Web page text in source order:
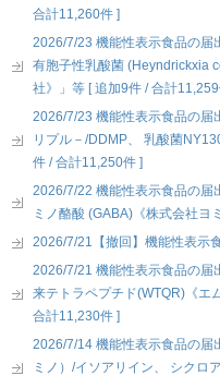
合計11,260件 ]
2026/7/23 機能性表示食品の
有胞子性乳酸菌 (Heyndrickxia
社》」等 [ 追加9件 / 合計11,259
2026/7/23 機能性表示食品の
リプル－/DDMP、 乳酸菌
件 / 合計11,250件 ]
2026/7/22 機能性表示食品の
ミノ酪酸 (GABA)《株式会社ヨ
2026/7/21【撤回】機能性表示
2026/7/21 機能性表示食品の
来テトラペプチド(WTQR)《エ
合計11,230件 ]
2026/7/14 機能性表示食品の
ミノ）/イソアリイン、 シクロ